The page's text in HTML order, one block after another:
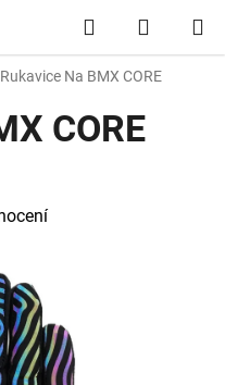
Hledat
KOŠÍK
Rukavice Na BMX CORE
CORE